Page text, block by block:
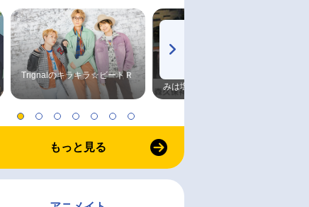
Trignalのキラキラ☆ビートＲ
みは塩だけ
もっと見る